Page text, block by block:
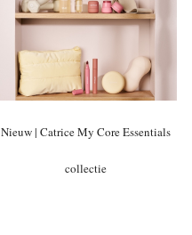
Nieuw | Catrice My Core Essentials
collectie